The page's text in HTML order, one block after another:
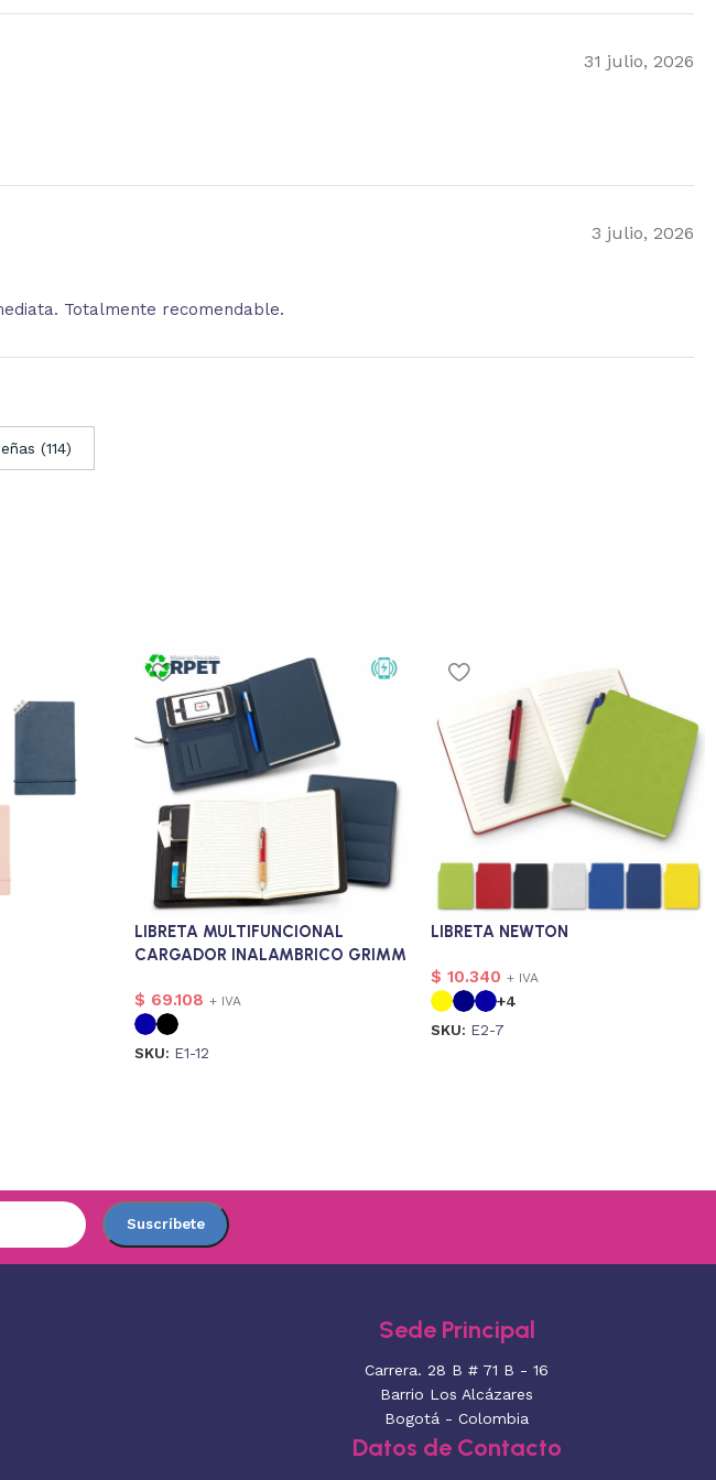
31 julio, 2026
3 julio, 2026
Totalmente recomendable.
(114)
LIBRETA MULTIFUNCIONAL
CARGADOR INALAMBRICO GRIMM
$ 69.108 + IVA
SKU: E1-12
LIBRETA NEWTON
$ 10.340 + IVA
+4
SKU: E2-7
Sede Principal
Carrera. 28 B # 71 B - 16
Barrio Los Alcázares
Bogotá - Colombia
Datos de Contacto